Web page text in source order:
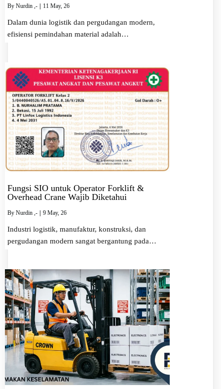
By Nurdin ,- | 11 May, 26
Dalam dunia logistik dan pergudangan modern,
efisiensi pemindahan material adalah…
Fungsi SIO untuk Operator Forklift &
Overhead Crane Wajib Diketahui
By Nurdin ,- 9 May, 26
Industri logistik, manufaktur, konstruksi, dan
pergudangan modern sangat bergantung pada…